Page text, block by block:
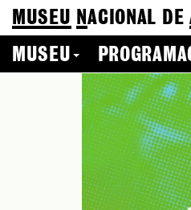
MUSEU NACIONAL DE
MUSEU